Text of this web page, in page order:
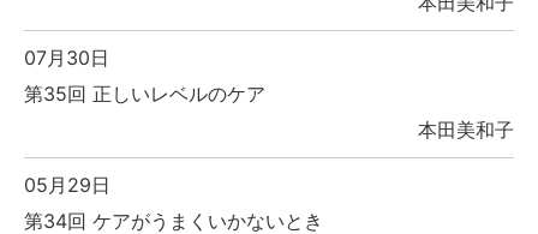
07月30日
第35回 正しいレベルのケア
本田美和子
05月29日
第34回 ケアがうまくいかないとき